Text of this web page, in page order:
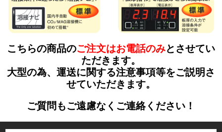
こちらの商品のご注文はお電話のみとさせてい
ただきます。
大型の為、運送に関する注意事項等をご説明さ
せていただきます。
ご質問もご遠慮なくご連絡ください！